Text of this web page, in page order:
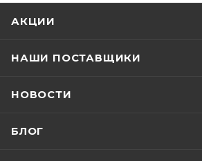
АКЦИИ
НАШИ ПОСТАВЩИКИ
НОВОСТИ
БЛОГ